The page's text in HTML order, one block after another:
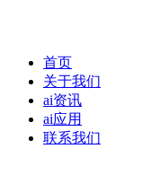
首页
关于我们
ai资讯
ai应用
联系我们